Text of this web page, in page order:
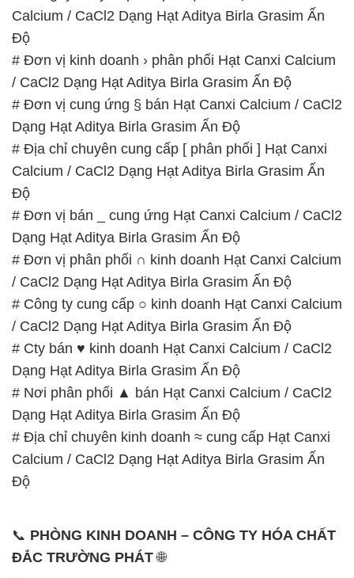
Calcium / CaCl2 Dạng Hạt Aditya Birla Grasim Ấn
Độ
# Đơn vị kinh doanh › phân phối Hạt Canxi Calcium
/ CaCl2 Dạng Hạt Aditya Birla Grasim Ấn Độ
# Đơn vị cung ứng § bán Hạt Canxi Calcium / CaCl2
Dạng Hạt Aditya Birla Grasim Ấn Độ
# Địa chỉ chuyên cung cấp [ phân phối ] Hạt Canxi
Calcium / CaCl2 Dạng Hạt Aditya Birla Grasim Ấn
Độ
# Đơn vị bán _ cung ứng Hạt Canxi Calcium / CaCl2
Dạng Hạt Aditya Birla Grasim Ấn Độ
# Đơn vị phân phối ∩ kinh doanh Hạt Canxi Calcium
/ CaCl2 Dạng Hạt Aditya Birla Grasim Ấn Độ
# Công ty cung cấp ○ kinh doanh Hạt Canxi Calcium
/ CaCl2 Dạng Hạt Aditya Birla Grasim Ấn Độ
# Cty bán ♥ kinh doanh Hạt Canxi Calcium / CaCl2
Dạng Hạt Aditya Birla Grasim Ấn Độ
# Nơi phân phối ▲ bán Hạt Canxi Calcium / CaCl2
Dạng Hạt Aditya Birla Grasim Ấn Độ
# Địa chỉ chuyên kinh doanh ≈ cung cấp Hạt Canxi
Calcium / CaCl2 Dạng Hạt Aditya Birla Grasim Ấn
Độ
📞 PHÒNG KINH DOANH – CÔNG TY HÓA CHẤT
ĐẮC TRƯỜNG PHÁT🌐